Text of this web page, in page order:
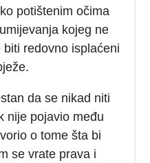
potištenim očima
kojeg ne
redovno isplaćeni
da se nikad niti
nije pojavio među
o tome šta bi
se vrate prava i